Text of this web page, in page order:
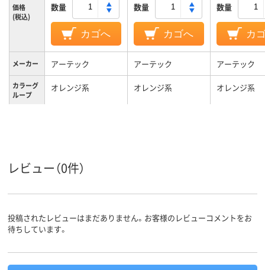
価格
(税込)
数量
カゴへ
数量
カゴへ
数量
カ
メーカー アーテック アーテック アーテック
カラーグ
ループ
オレンジ系 オレンジ系 オレンジ系
レビュー（0件）
投稿されたレビューはまだありません。お客様のレビューコメントをお
待ちしています。